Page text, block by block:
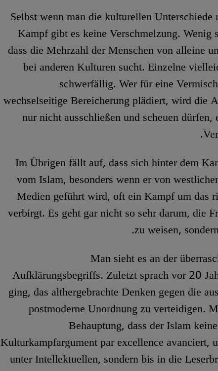
Selbst wenn man die kulturellen
Kampf gibt es keine Verschmelzung.
dass die Mehrzahl der Menschen von alleine
bei anderen Kulturen sucht. Einzelne
schwerfällig. Wer für eine
wechselseitige Bereicherung plädiert, wird die
nur nicht ausschließen und scheuen
Im Übrigen fällt auf, dass sich hinter dem
vom Islam, besonders wenn er von
Medien geführt wird, oft ein Kampf um das
verbirgt. Es geht gar nicht so sehr darum, die
zu weisen,
Man sieht es an der
Aufklärungsbegriffs. Zuletzt sprach vor 20
ging, das althergebrachte Denken gegen die
postmoderne Unordnung zu verteidigen.
Behauptung, dass der Islam
Kulturkampfargument par excellence avanciert,
unter Intellektuellen, sondern bis in die